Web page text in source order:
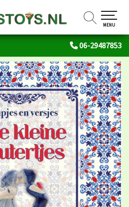
06-29487853
MENU